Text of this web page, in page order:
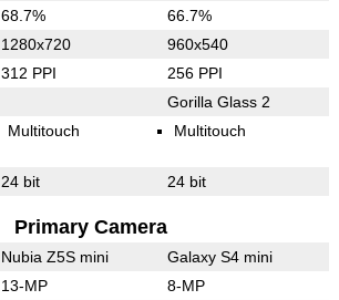
68.7% 66.7%
1280x720 960x540
312 PPI 256 PPI
Gorilla Glass 2
Multitouch Multitouch
24 bit 24 bit
Primary Camera
Nubia Z5S mini Galaxy S4 mini
13-MP 8-MP